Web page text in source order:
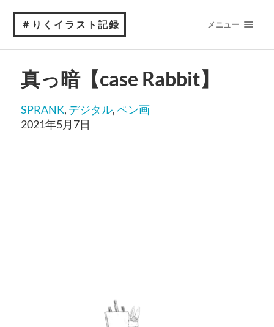
＃りくイラスト記録 メニュー
真っ暗【case Rabbit】
SPRANK, デジタル, ペン画
2021年5月7日